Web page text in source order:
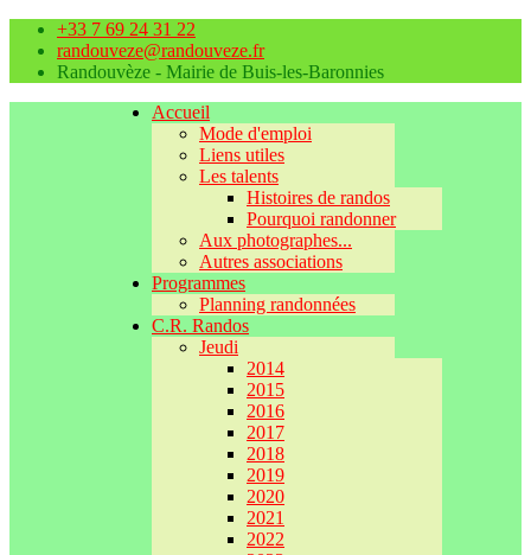
+33 7 69 24 31 22
randouveze@randouveze.fr
Randouvèze - Mairie de Buis-les-Baronnies
Accueil
Mode d'emploi
Liens utiles
Les talents
Histoires de randos
Pourquoi randonner
Aux photographes...
Autres associations
Programmes
Planning randonnées
C.R. Randos
Jeudi
2014
2015
2016
2017
2018
2019
2020
2021
2022